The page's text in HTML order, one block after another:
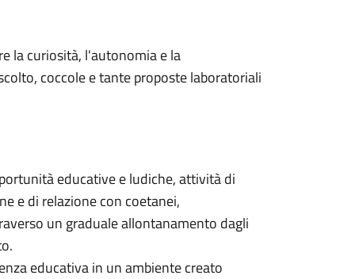
la curiosità, l'autonomia e la
coccole e tante proposte laboratoriali
educative e ludiche, attività di
e di relazione con coetanei,
un graduale allontanamento dagli
educativa in un ambiente creato